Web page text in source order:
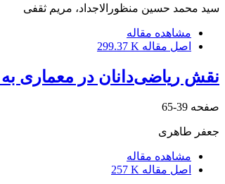
سید محمد حسین منظورالاجداد، مریم ثقفی
مشاهده مقاله
اصل مقاله 299.37 K
نقش ریاضی‌دانان در معماری
صفحه 39-65
جعفر طاهری
مشاهده مقاله
اصل مقاله 257 K